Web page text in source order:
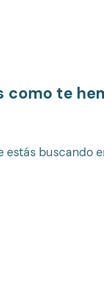
como te
estás buscando